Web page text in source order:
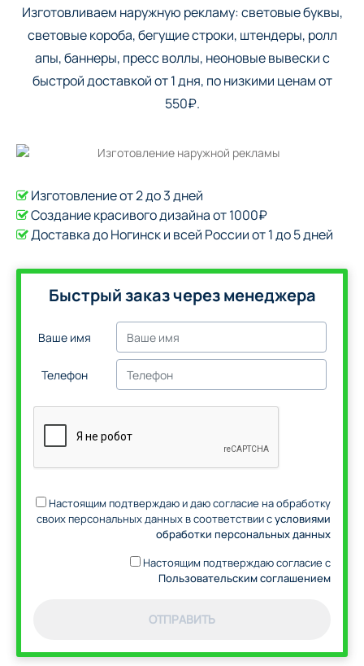
Изготовливаем наружную рекламу: cветовые буквы,
cветовые короба, бегущие строки, штендеры, ролл
апы, баннеры, пресс воллы, неоновые вывески с
быстрой доставкой от 1 дня, по низкими ценам от
550₽.
Изготовление от 2 до 3 дней
Создание красивого дизайна от 1000₽
Доставка до Ногинск и всей России от 1 до 5 дней
Быстрый заказ через менеджера
Ваше имя
Телефон
Настоящим подтверждаю и даю согласие на обработку
своих персональных данных в соответствии сусловиями
обработки персональных данных
Настоящим подтверждаю согласие с
Пользовательским соглашением
ОТПРАВИТЬ